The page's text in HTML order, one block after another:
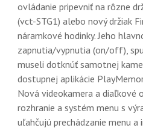
ovládanie pripevniť na rôzne
(vct-STG1) alebo nový držiak
náramkové hodinky. Jeho
zapnutia/vypnutia (on/off),
museli dotknúť samotnej
dostupnej aplikácie
Nová videokamera a diaľkové
rozhranie a systém menu s
uľahčujú prechádzanie menu